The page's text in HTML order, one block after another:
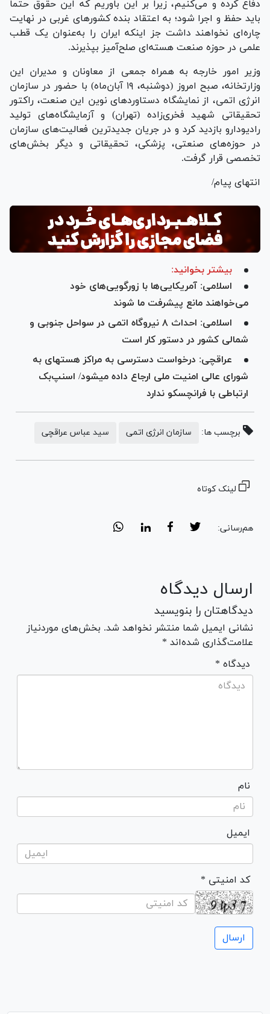
دفاع کرده و می‌کنیم، زیرا بر این باوریم که این حقوق حتما
باید حفظ و اجرا شود؛ به اعتقاد بنده کشور‌های غربی در نهایت
چاره‌ای نخواهند داشت جز اینکه ایران را به‌عنوان یک قطب
علمی در حوزه صنعت هسته‌ای صلح‌آمیز بپذیرند.
وزیر امور خارجه به همراه جمعی از معاونان و مدیران این
وزارتخانه، صبح امروز (دوشنبه، ۱۹ آبان‌ماه) با حضور در سازمان
انرژی اتمی، از نمایشگاه دستاورد‌های نوین این صنعت، راکتور
تحقیقاتی شهید فخری‌زاده (تهران) و آزمایشگاه‌های تولید
رادیودارو بازدید کرد و در جریان جدیدترین فعالیت‌های سازمان
در حوزه‌های صنعتی، پزشکی، تحقیقاتی و دیگر بخش‌های
تخصصی قرار گرفت.
انتهای پیام/
بیشتر بخوانید:
اسلامی: آمریکایی‌ها با زورگویی‌های خود
می‌خواهند مانع پیشرفت ما شوند
اسلامی: احداث ۸ نیروگاه اتمی در سواحل جنوبی و
شمالی کشور در دستور کار است
عراقچی: درخواست دسترسی به مراکز هسته‎ای به
شورای عالی امنیت ملی ارجاع داده می‎شود/ اسنپ‌بک
ارتباطی با فرانچسکو ندارد
برچسب ها: سازمان انرژی اتمی سید عباس عراقچی
لینک کوتاه
هم‌رسانی:
ارسال دیدگاه
دیدگاهتان را بنویسید
نشانی ایمیل شما منتشر نخواهد شد. بخش‌های موردنیاز
علامت‌گذاری شده‌اند *
* دیدگاه
نام
ایمیل
* کد امنیتی